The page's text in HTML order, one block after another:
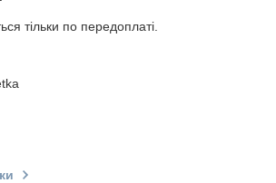
тільки по передоплаті.